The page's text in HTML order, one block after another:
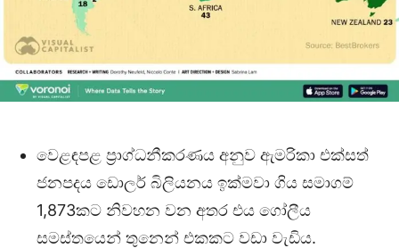
වෙළඳපළ ප්‍රාග්ධනීකරණය අනුව ඇමරිකා එක්සත්
ජනපදය ඩොලර් බිලියනය ඉක්මවා ගිය සමාගම්
1,873කට නිවහන වන අතර එය ගෝලීය
සමස්තයෙන් තුනෙන් එකකට වඩා වැඩිය.